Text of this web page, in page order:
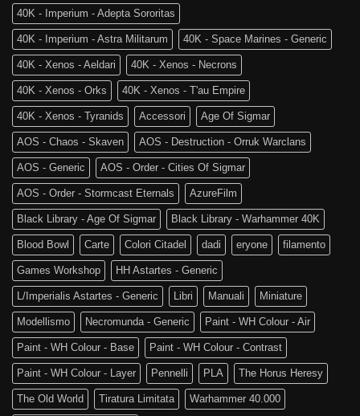
Age
of
Sigmar
World
è
tra
noi!
40K - Imperium - Adepta Sororitas
40K - Imperium - Astra Militarum 40K - Space Marines - Generic
40K - Xenos - Aeldari 40K - Xenos - Necrons
40K - Xenos - Orks 40K - Xenos - T'au Empire
40K - Xenos - Tyranids Accessori Age Of Sigmar
AOS - Chaos - Skaven AOS - Destruction - Orruk Warclans
AOS - Generic AOS - Order - Cities Of Sigmar
AOS - Order - Stormcast Eternals AzureFilm
Black Library - Age Of Sigmar Black Library - Warhammer 40K
Blood Bowl Carte Colori Citadel dadi eryone filamento
Games Workshop HH Astartes - Generic
L/Imperialis Astartes - Generic Libri Manuali Miniature
Modellismo Necromunda - Generic Paint - WH Colour - Air
Paint - WH Colour - Base Paint - WH Colour - Contrast
Paint - WH Colour - Layer Pennelli PLA The Horus Heresy
The Old World Tiratura Limitata Warhammer 40.000